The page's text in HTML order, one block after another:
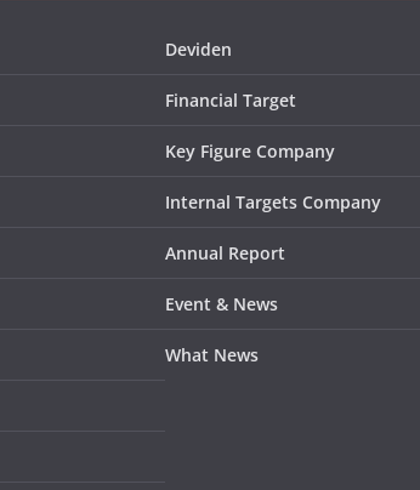
Deviden
Financial Target
Key Figure Company
Internal Targets Company
Annual Report
Event & News
What News